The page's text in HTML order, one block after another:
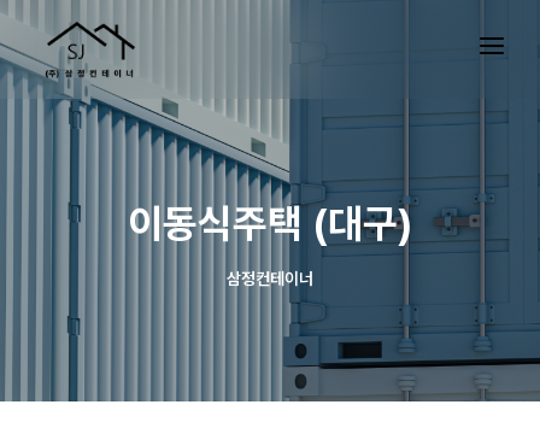
이동식주택 (대구)
삼정컨테이너